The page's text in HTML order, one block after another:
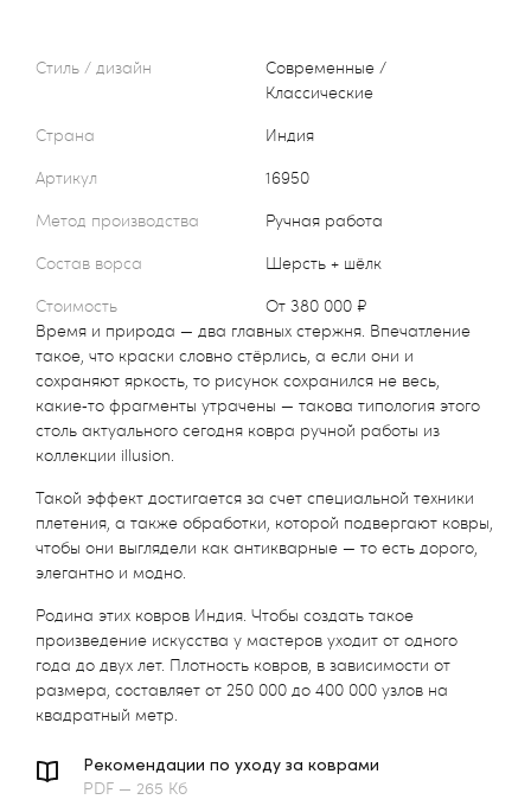
Стиль / дизайн
Современные /
Классические
Страна
Индия
Артикул
16950
Метод производства
Ручная работа
Состав ворса
Шерсть + шёлк
Стоимость
от 380 000 ₽
Время и природа — два главных стержня. Впечатление
такое, что краски словно стёрлись, а если они и
сохраняют яркость, то рисунок сохранился не весь,
какие‑то фрагменты утрачены — такова типология этого
столь актуального сегодня ковра ручной работы из
коллекции illusion.
Такой эффект достигается за счет специальной техники
плетения, а также обработки, которой подвергают ковры,
чтобы они выглядели как антикварные — то есть дорого,
элегантно и модно.
Родина этих ковров Индия. Чтобы создать такое
произведение искусства у мастеров уходит от одного
года до двух лет. Плотность ковров, в зависимости от
размера, составляет от 250 000 до 400 000 узлов на
квадратный метр.
Рекомендации по уходу за коврами
PDF — 265 Кб